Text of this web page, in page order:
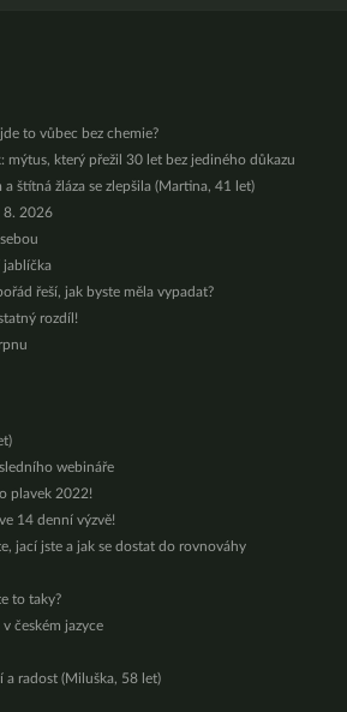
to vůbec bez chemie?
mýtus, který přežil 30 let bez jediného důkazu
štítná žláza se zlepšila (Martina, 41 let)
8. 2026
jablíčka
řeší, jak byste měla vypadat?
rozdíl!
webináře
plavek 2022!
14 denní výzvě!
jací jste a jak se dostat do rovnováhy
to taky?
českém jazyce
a radost (Miluška, 58 let)